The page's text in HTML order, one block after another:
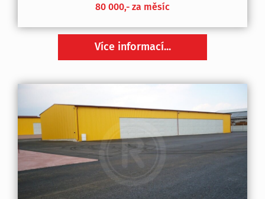
80 000,- za měsíc
Více informací...